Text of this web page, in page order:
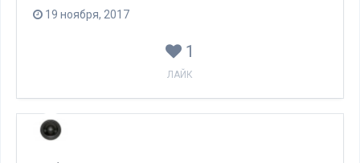
19 ноября, 2017
1
ЛАЙК